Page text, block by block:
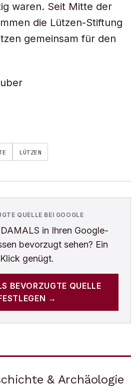
waren. Seit Mitte der
die Lützen-Stiftung
gemeinsam für den
LÜTZEN
QUELLE BEI GOOGLE
DAMALS in Ihren Google-
bevorzugt sehen? Ein
Klick genügt.
BEVORZUGTE QUELLE
→
& Archäologie